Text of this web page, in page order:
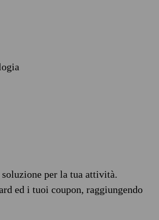
per la tua attività.
ed i tuoi coupon, raggiungendo